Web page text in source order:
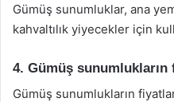
Gümüş sunumluklar, ana
kahvaltılık yiyecekler için
4. Gümüş sunumlukların
Gümüş sunumlukların